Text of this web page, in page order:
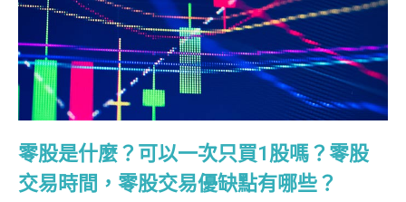
零股是什麼？可以一次只買1股嗎？零股
交易時間，零股交易優缺點有哪些？